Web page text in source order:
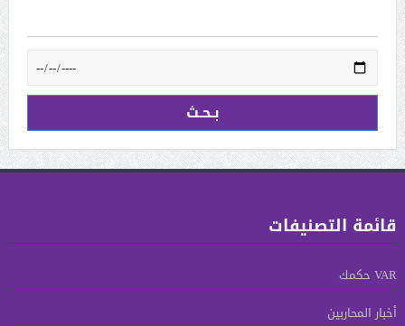
قائمة التصنيفات
VAR حكمك
أخبار المحاربين